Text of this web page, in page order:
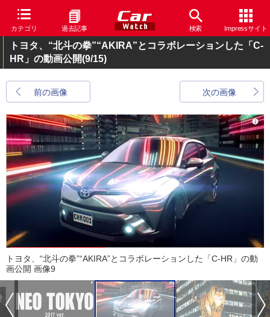
カテゴリ 過去記事 検索 Impressサイト
トヨタ、“北斗の拳”“AKIRA”とコラボレーションした「C-
HR」の動画公開(9/15)
前の画像 次の画像
トヨタ、“北斗の拳”“AKIRA”とコラボレーションした「C-HR」の動
画公開 画像9